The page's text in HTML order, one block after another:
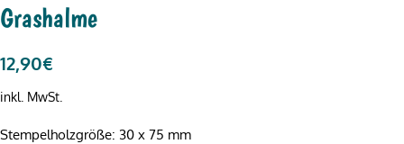
Grashalme
12,90€
inkl. MwSt.
Stempelholzgröße: 30 x 75 mm